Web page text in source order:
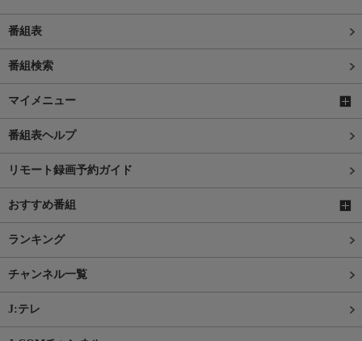
番組表
番組検索
マイメニュー
番組表ヘルプ
リモート録画予約ガイド
おすすめ番組
ランキング
チャンネル一覧
J:テレ